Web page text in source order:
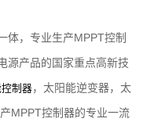
体，专业生产MPPT控制
源产品的国家重点高新技
制器， 太阳能逆变器，太
MPPT控制器的专业一流